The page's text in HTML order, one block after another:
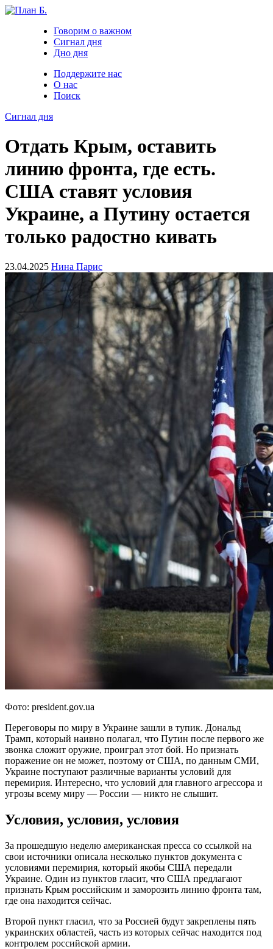
Говорим о важном
Сигнал дня
Дно дня
Поддержите нас
О нас
Поиск
Сигнал дня
Отдать Крым, оставить
линию фронта, где есть.
США ставят условия
Украине, а Путину остается
только радостно кивать
23.04.2025 Нина Парис
Фото: president.gov.ua
Переговоры по миру в Украине зашли в тупик. Дональд
Трамп, который наивно полагал, что Путин после первого же
звонка сложит оружие, проиграл этот бой. Но признать
поражение он не может, поэтому от США, по данным СМИ,
Украине поступают различные варианты условий для
перемирия. Интересно, что условий для главного агрессора и
угрозы всему миру — России — никто не слышит.
Условия, условия, условия
За прошедшую неделю американская пресса со ссылкой на
свои источники описала несколько пунктов документа с
условиями перемирия, который якобы США передали
Украине. Один из пунктов гласит, что США предлагают
признать Крым российским и заморозить линию фронта там,
где она находится сейчас.
Второй пункт гласил, что за Россией будут закреплены пять
украинских областей, часть из которых сейчас находится под
контролем российской армии.